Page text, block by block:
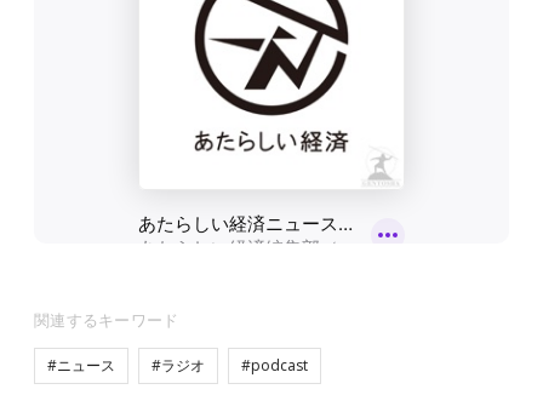
関連するキーワード
#ニュース #ラジオ #podcast